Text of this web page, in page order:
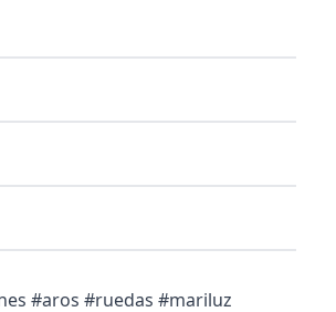
#aros #ruedas #mariluz